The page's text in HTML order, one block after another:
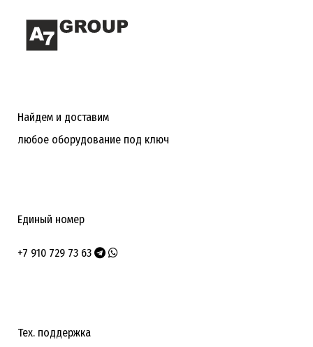
Найдем и доставим
любое оборудование под ключ
Единый номер
+7 910 729 73 63
Тех. поддержка